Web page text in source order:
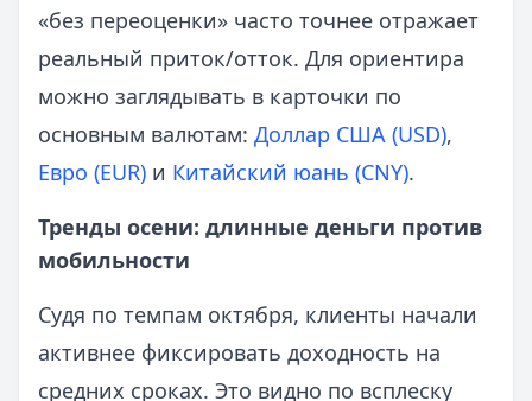
«без переоценки» часто точнее отражает
реальный приток/отток. Для ориентира
можно заглядывать в карточки по
основным валютам: Доллар США (USD),
Евро (EUR) и Китайский юань (CNY).
Тренды осени: длинные деньги против
мобильности
Судя по темпам октября, клиенты начали
активнее фиксировать доходность на
средних сроках. Это видно по всплеску